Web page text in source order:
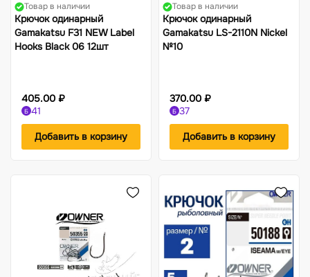
Товар в наличии
Крючок одинарный
Gamakatsu F31 NEW Label
Hooks Black 06 12шт
405.00 ₽
Б 41
Добавить в корзину
Товар в наличии
Крючок одинарный
Gamakatsu LS-2110N Nickel
№10
370.00 ₽
Б 37
Добавить в корзину